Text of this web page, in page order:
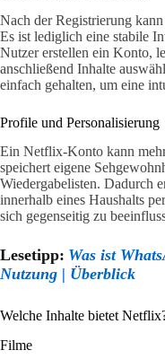
Nach der Registrierung
Es ist lediglich eine stabile
Nutzer erstellen ein Konto,
anschließend Inhalte
einfach gehalten, um eine
Profile und Personalisierung
Ein Netflix-Konto kann
speichert eigene
Wiedergabelisten. Dadurch
innerhalb eines Haushalts
sich gegenseitig zu
Lesetipp: Was ist
Nutzung | Überblick
Welche Inhalte bietet
Filme